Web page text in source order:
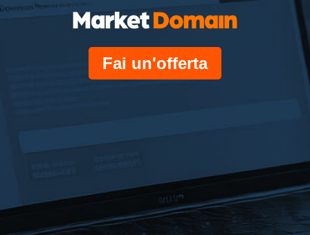
Fai un'offerta